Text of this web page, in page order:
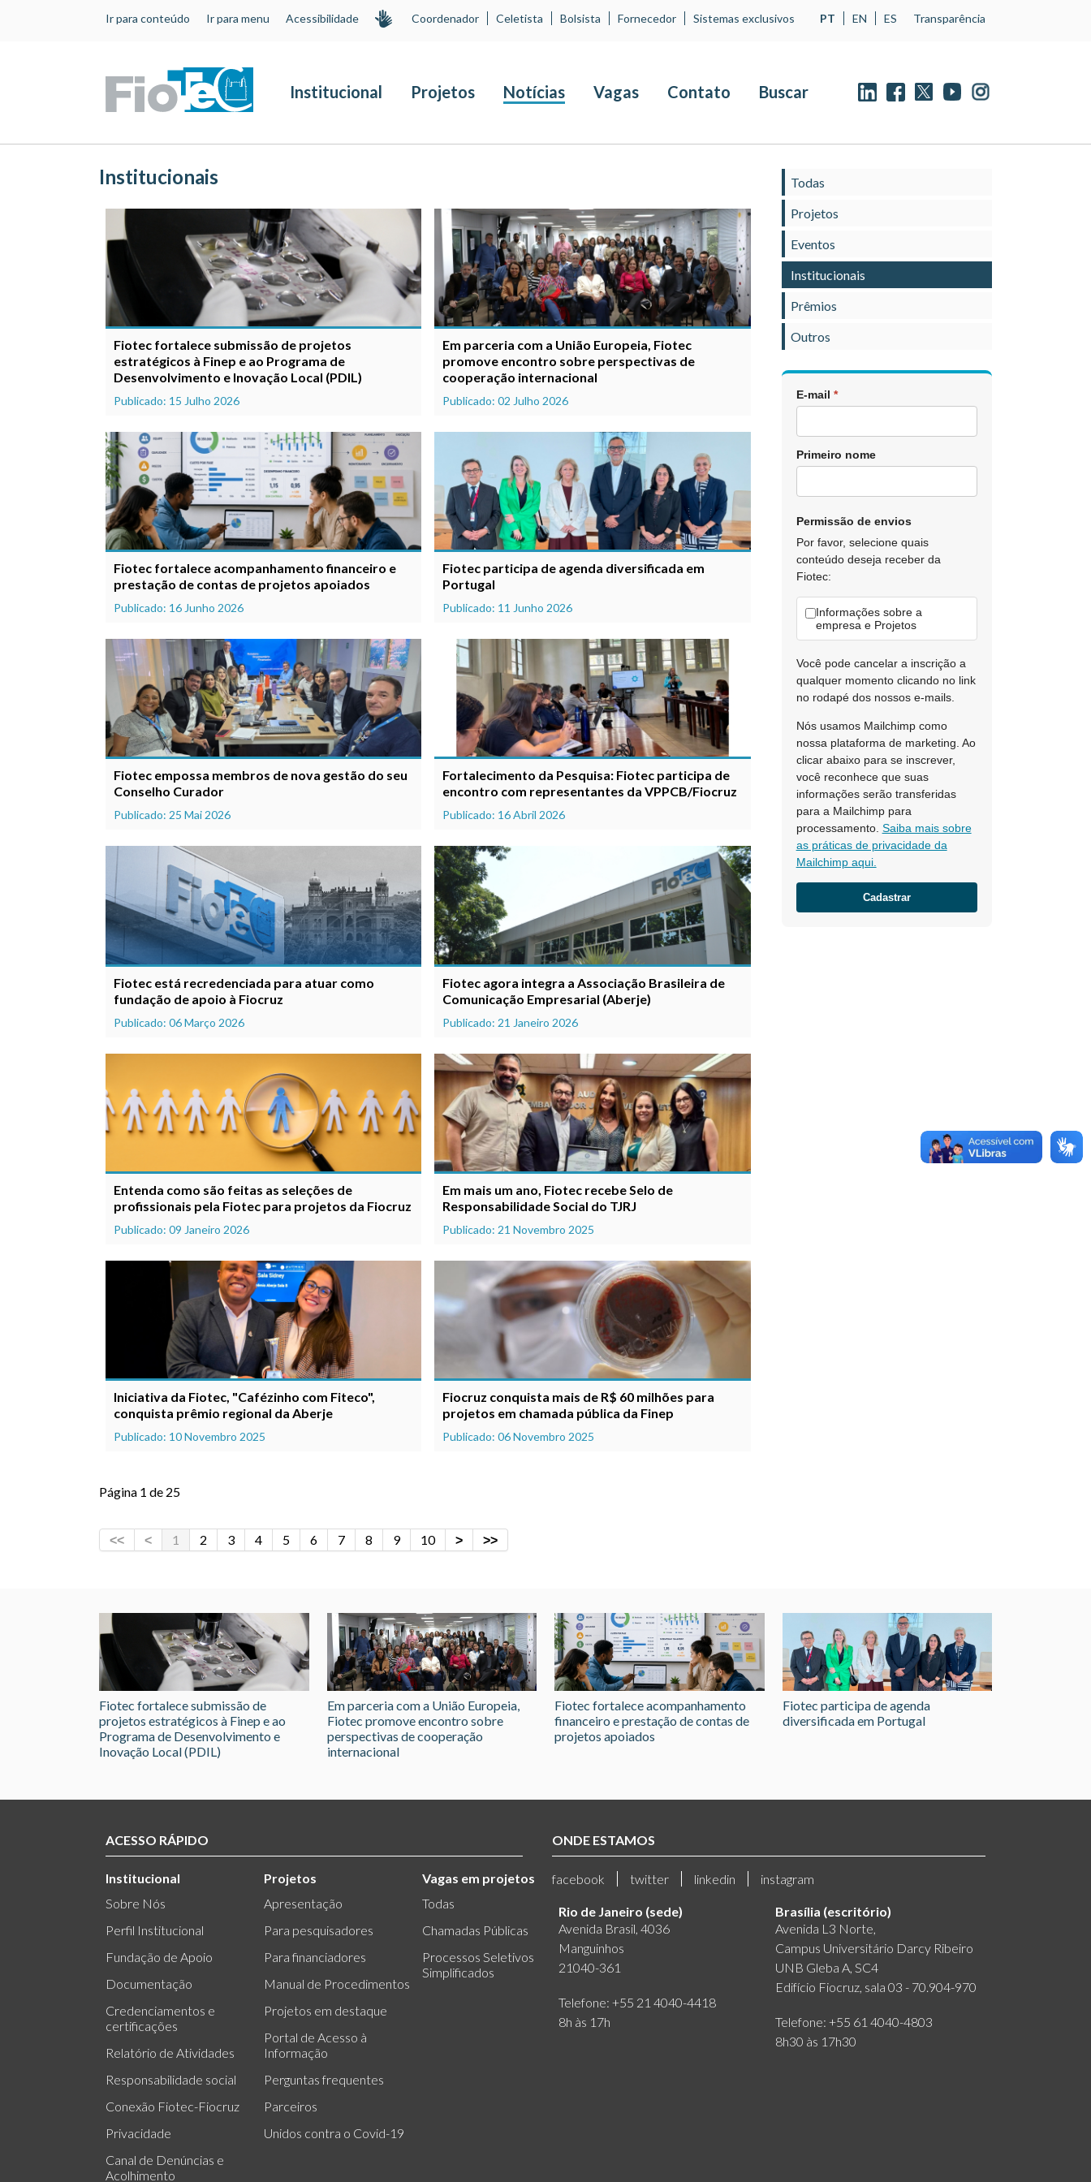
Ir para conteúdo Ir para menu Acessibilidade Coordenador Celetista Bolsista Fornecedor Sistemas exclusivos PT EN ES Transparência
Institucional Projetos Notícias Vagas Contato Buscar
Todas
Projetos
Eventos
Institucionais
Prêmios
Outros
E-mail *
Primeiro nome
Permissão de envios
Por favor, selecione quais
conteúdo deseja receber da
Fiotec:
Informações sobre a
empresa e Projetos
Você pode cancelar a inscrição a
qualquer momento clicando no link
no rodapé dos nossos e-mails.
Nós usamos Mailchimp como
nossa plataforma de marketing. Ao
clicar abaixo para se inscrever,
você reconhece que suas
informações serão transferidas
para a Mailchimp para
processamento. Saiba mais sobre
as práticas de privacidade da
Mailchimp aqui.
Institucionais
Fiotec fortalece submissão de projetos
estratégicos à Finep e ao Programa de
Desenvolvimento e Inovação Local (PDIL)
Publicado: 15 Julho 2026
Em parceria com a União Europeia, Fiotec
promove encontro sobre perspectivas de
cooperação internacional
Publicado: 02 Julho 2026
Fiotec fortalece acompanhamento financeiro e
prestação de contas de projetos apoiados
Publicado: 16 Junho 2026
Fiotec participa de agenda diversificada em
Portugal
Publicado: 11 Junho 2026
Fiotec empossa membros de nova gestão do seu
Conselho Curador
Publicado: 25 Mai 2026
Fortalecimento da Pesquisa: Fiotec participa de
encontro com representantes da VPPCB/Fiocruz
Publicado: 16 Abril 2026
Fiotec está recredenciada para atuar como
fundação de apoio à Fiocruz
Publicado: 06 Março 2026
Fiotec agora integra a Associação Brasileira de
Comunicação Empresarial (Aberje)
Publicado: 21 Janeiro 2026
Entenda como são feitas as seleções de
profissionais pela Fiotec para projetos da Fiocruz
Publicado: 09 Janeiro 2026
Em mais um ano, Fiotec recebe Selo de
Responsabilidade Social do TJRJ
Publicado: 21 Novembro 2025
Iniciativa da Fiotec, "Cafézinho com Fiteco",
conquista prêmio regional da Aberje
Publicado: 10 Novembro 2025
Fiocruz conquista mais de R$ 60 milhões para
projetos em chamada pública da Finep
Publicado: 06 Novembro 2025
Página 1 de 25
1 2 3 4 5 6 7 8 9 10
Fiotec fortalece submissão de
projetos estratégicos à Finep e ao
Programa de Desenvolvimento e
Inovação Local (PDIL)
Em parceria com a União Europeia,
Fiotec promove encontro sobre
perspectivas de cooperação
internacional
Fiotec fortalece acompanhamento
financeiro e prestação de contas de
projetos apoiados
Fiotec participa de agenda
diversificada em Portugal
ACESSO RÁPIDO
Institucional
Sobre Nós
Perfil Institucional
Fundação de Apoio
Documentação
Credenciamentos e
certificações
Relatório de Atividades
Responsabilidade social
Conexão Fiotec-Fiocruz
Privacidade
Canal de Denúncias e
Acolhimento
Projetos
Apresentação
Para pesquisadores
Para financiadores
Manual de Procedimentos
Projetos em destaque
Portal de Acesso à
Informação
Perguntas frequentes
Parceiros
Unidos contra o Covid-19
Vagas em projetos
Todas
Chamadas Públicas
Processos Seletivos
Simplificados
ONDE ESTAMOS
facebook twitter linkedin instagram
Rio de Janeiro (sede)
Avenida Brasil, 4036
Manguinhos
21040-361
Telefone: +55 21 4040-4418
8h às 17h
Brasília (escritório)
Avenida L3 Norte,
Campus Universitário Darcy Ribeiro
UNB Gleba A, SC4
Edifício Fiocruz, sala 03 - 70.904-970
Telefone: +55 61 4040-4803
8h30 às 17h30